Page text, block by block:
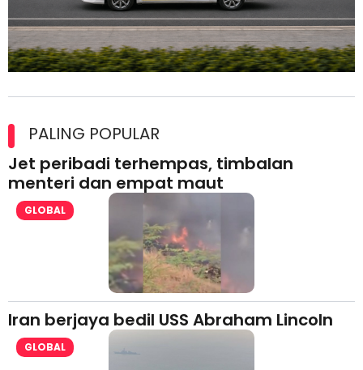
lesen separuh pertama 2026
PALING POPULAR
Jet peribadi terhempas, timbalan
menteri dan empat maut
GLOBAL
Iran berjaya bedil USS Abraham Lincoln
GLOBAL